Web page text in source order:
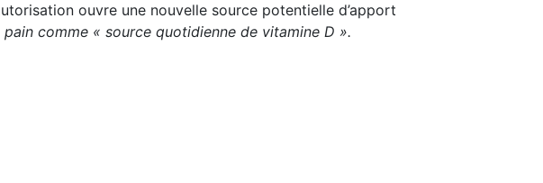
ouvre une nouvelle source potentielle d’apport
pain comme « source quotidienne de vitamine D ».